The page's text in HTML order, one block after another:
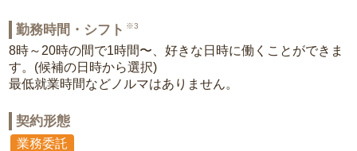
勤務時間・シフト ※3
8時～20時の間で1時間〜、好きな日時に働くことができま
す。(候補の日時から選択)
最低就業時間などノルマはありません。
契約形態
業務委託